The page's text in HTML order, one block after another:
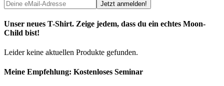
Unser neues T-Shirt. Zeige jedem, dass du ein echtes Moon-
Child bist!
Leider keine aktuellen Produkte gefunden.
Meine Empfehlung: Kostenloses Seminar